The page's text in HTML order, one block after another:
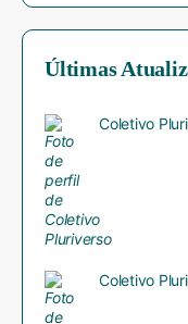
Últimas
Coletivo
Coletivo